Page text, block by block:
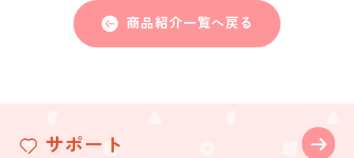
商品紹介一覧へ戻る
サポート